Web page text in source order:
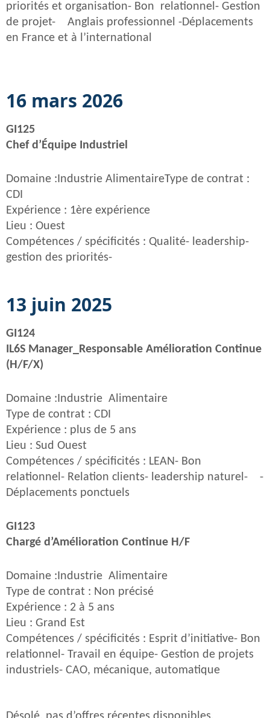
priorités et organisation- Bon relationnel- Gestion
de projet- Anglais professionnel -Déplacements
en France et à l’international
16 mars 2026
GI125
Chef d’Équipe Industriel
Domaine :Industrie AlimentaireType de contrat :
CDI
Expérience : 1ère expérience
Lieu : Ouest
Compétences / spécificités : Qualité- leadership-
gestion des priorités-
13 juin 2025
GI124
IL6S Manager_Responsable Amélioration Continue
(H/F/X)
Domaine :Industrie Alimentaire
Type de contrat : CDI
Expérience : plus de 5 ans
Lieu : Sud Ouest
Compétences / spécificités : LEAN- Bon
relationnel- Relation clients- leadership naturel- -
Déplacements ponctuels
GI123
Chargé d’Amélioration Continue H/F
Domaine :Industrie Alimentaire
Type de contrat : Non précisé
Expérience : 2 à 5 ans
Lieu : Grand Est
Compétences / spécificités : Esprit d’initiative- Bon
relationnel- Travail en équipe- Gestion de projets
industriels- CAO, mécanique, automatique